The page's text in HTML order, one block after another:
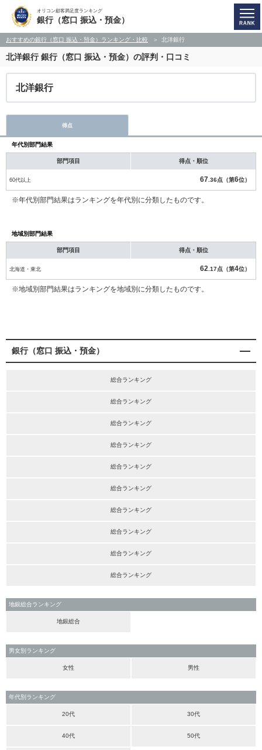
オリコン顧客満足度ランキング
銀行（窓口 振込・預金）
おすすめの銀行（窓口 振込・預金）ランキング・比較 北洋銀行
北洋銀行銀行（窓口 振込・預金）の評判・口コミ
北洋銀行
得点
年代別部門結果
部門項目 得点・順位
60代以上 67 .36点（第6位）
※年代別部門結果はランキングを年代別に分類したものです。
地域別部門結果
部門項目 得点・順位
北海道・東北 62 .17点（第4位）
※地域別部門結果はランキングを地域別に分類したものです。
銀行（窓口 振込・預金）
総合ランキング
総合ランキング
総合ランキング
総合ランキング
総合ランキング
総合ランキング
総合ランキング
総合ランキング
総合ランキング
総合ランキング
地銀総合ランキング
地銀総合
男女別ランキング
女性 男性
年代別ランキング
20代 30代
40代 50代